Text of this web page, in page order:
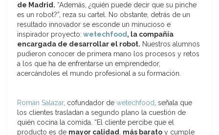
de Madrid. “Además, ¿quién puede decir que su pinche
es un robot?”, reza su cartel. No obstante, detrás de un
resultado innovador se esconde un minucioso e
inspirador proyecto: wetechfood , la compañía
encargada de desarrollar el robot. Nuestros alumnos
pudieron conocer de primera mano los procesos y retos
a los que ha de enfrentarse un emprendedor,
acercándoles el mundo profesional a su formación.
Román Salazar, cofundador de wetechfood , señala que
los clientes trasladan a segundo plano la cuestión de
quién cocina la comida. “El cliente percibe que el
producto es de mayor calidad más barato y cumple